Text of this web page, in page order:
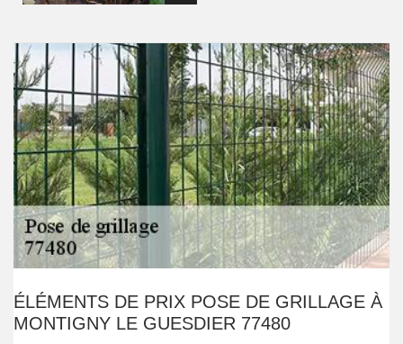
ÉLÉMENTS DE PRIX POSE DE GRILLAGE À
MONTIGNY LE GUESDIER 77480